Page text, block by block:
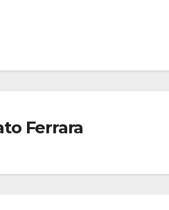
Ferrara